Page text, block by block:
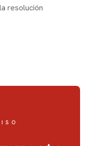
resolución